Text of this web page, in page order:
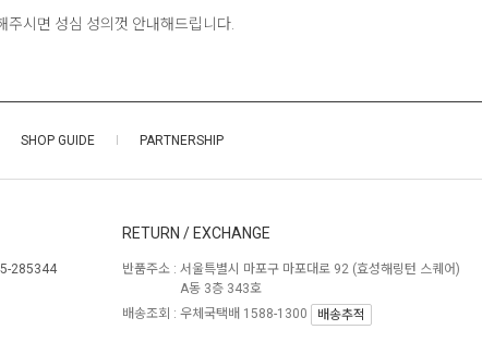
주시면 성심 성의껏 안내해드립니다.
SHOP GUIDE PARTNERSHIP
285344
RETURN / EXCHANGE
반품주소 : 서울특별시 마포구 마포대로 92 (효성해링턴 스퀘어)
A동 3층 343호
배송조회 : 우체국택배 1588-1300
배송추적